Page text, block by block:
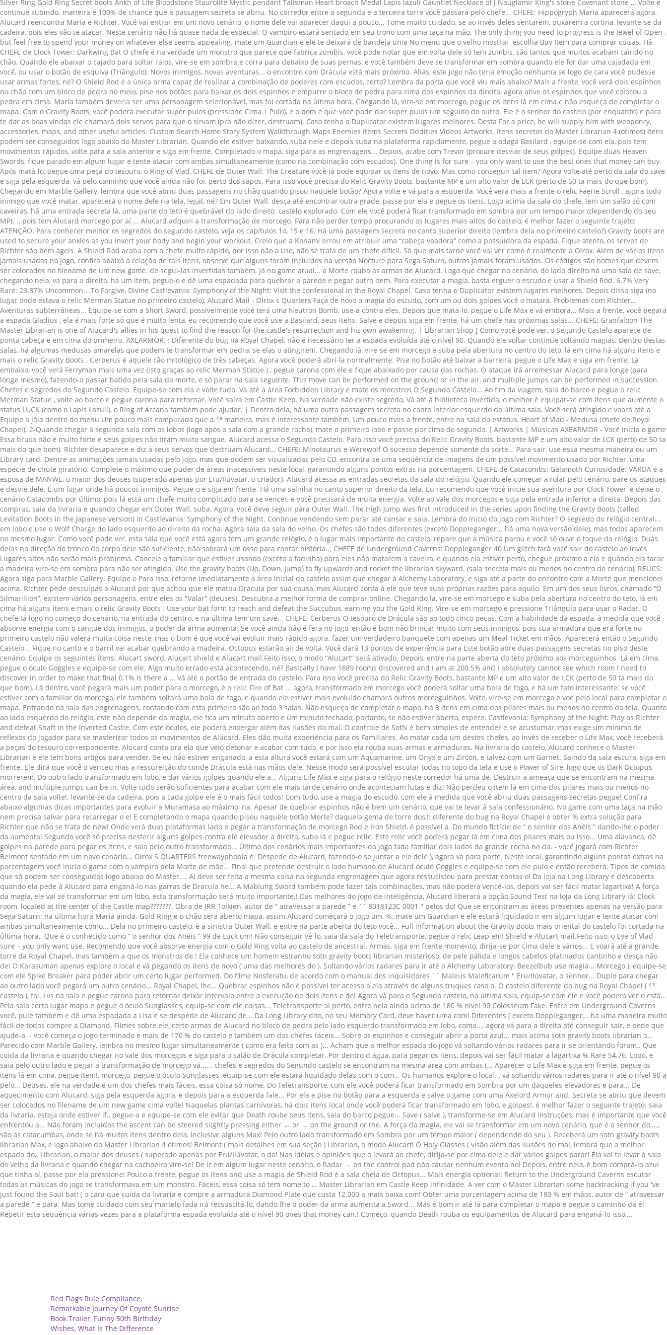
Red Flags Rule Compliance,
Remarkable Journey Of Coyote Sunrise
Book Trailer, Funny 50th Birthday
Wishes, What Is The Difference